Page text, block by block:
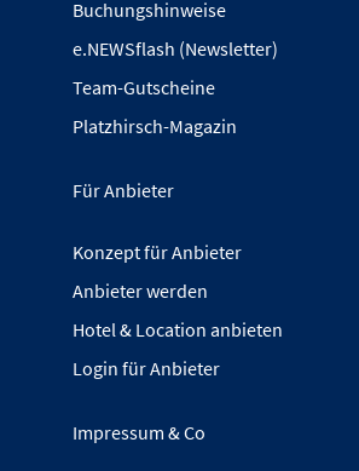
Buchungshinweise
e.NEWSflash (Newsletter)
Team-Gutscheine
Platzhirsch-Magazin
Für Anbieter
Konzept für Anbieter
Anbieter werden
Hotel & Location anbieten
Login für Anbieter
Impressum & Co